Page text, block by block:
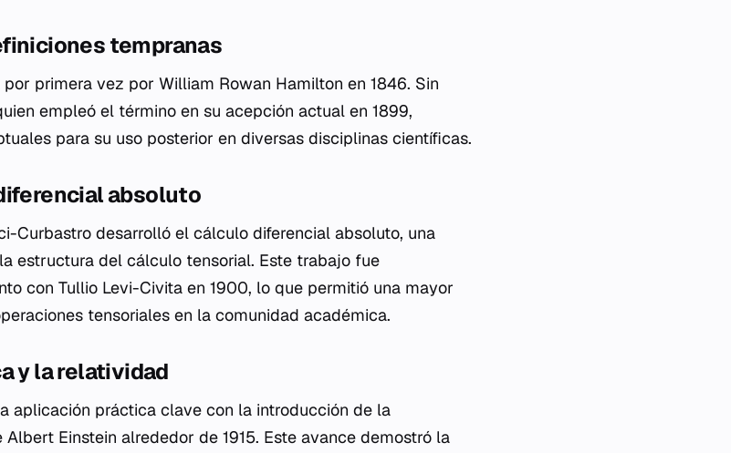
tempranas
primera vez por William Rowan Hamilton en 1846. Sin
empleó el término en su acepción actual en 1899,
para su uso posterior en diversas disciplinas científicas.
absoluto
Curbastro desarrolló el cálculo diferencial absoluto, una
estructura del cálculo tensorial. Este trabajo fue
con Tullio Levi-Civita en 1900, lo que permitió una mayor
tensoriales en la comunidad académica.
y la relatividad
aplicación práctica clave con la introducción de la
Einstein alrededor de 1915. Este avance demostró la